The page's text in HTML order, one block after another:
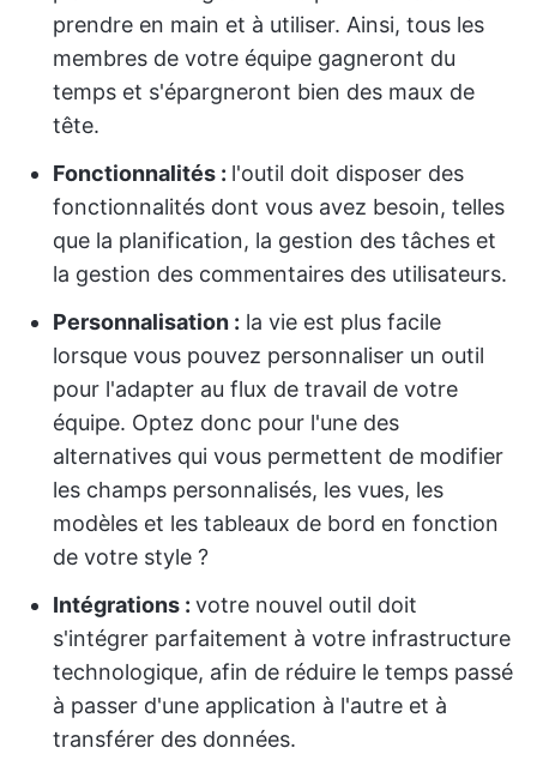
prendre en main et à utiliser. Ainsi, tous les
membres de votre équipe gagneront du
temps et s'épargneront bien des maux de
tête.
Fonctionnalités : l'outil doit disposer des
fonctionnalités dont vous avez besoin, telles
que la planification, la gestion des tâches et
la gestion des commentaires des utilisateurs.
Personnalisation : la vie est plus facile
lorsque vous pouvez personnaliser un outil
pour l'adapter au flux de travail de votre
équipe. Optez donc pour l'une des
alternatives qui vous permettent de modifier
les champs personnalisés, les vues, les
modèles et les tableaux de bord en fonction
de votre style ?
Intégrations : votre nouvel outil doit
s'intégrer parfaitement à votre infrastructure
technologique, afin de réduire le temps passé
à passer d'une application à l'autre et à
transférer des données.